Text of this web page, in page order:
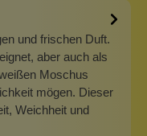
und frischen Duft.
aber auch als
Moschus
mögen. Dieser
Weichheit und